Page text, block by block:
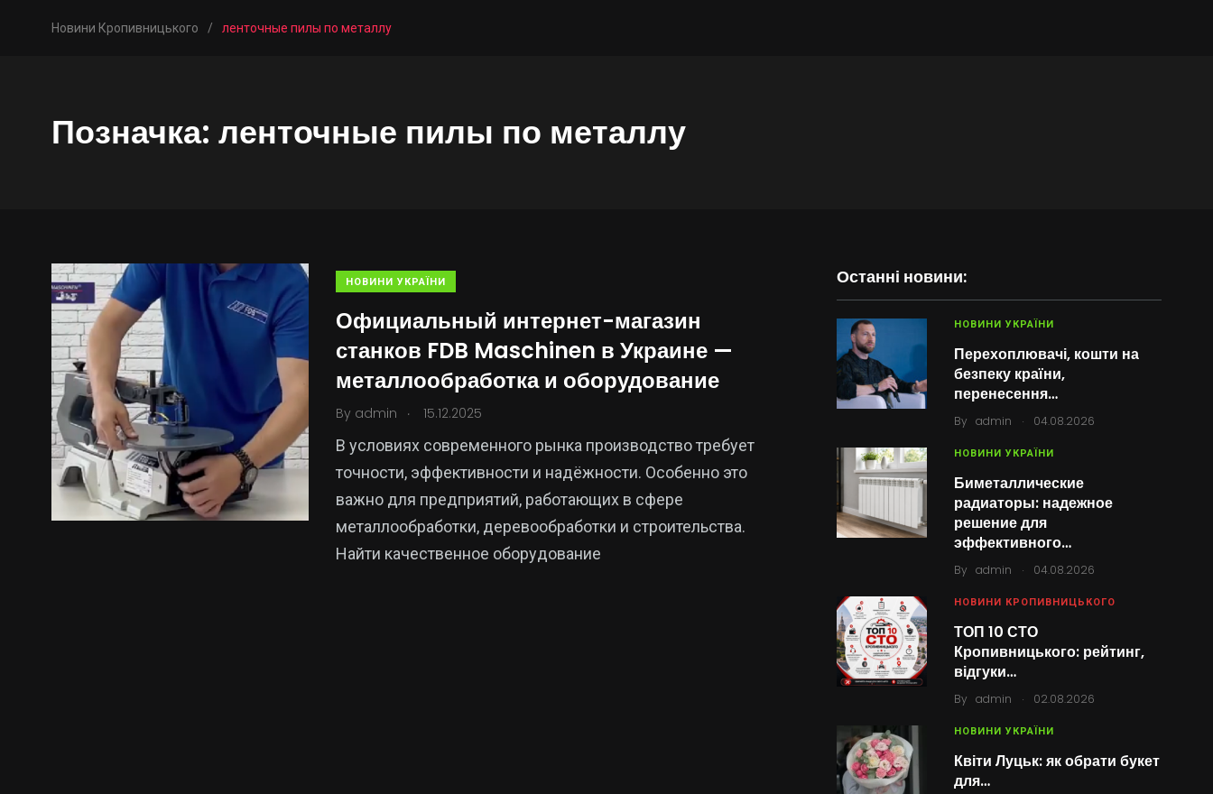
Новини Кропивницького / ленточные пилы по металлу
Позначка: ленточные пилы по металлу
НОВИНИ УКРАЇНИ
Официальный интернет-магазин
станков FDB Maschinen в Украине —
металлообработка и оборудование
By admin . 15.12.2025
В условиях современного рынка производство требует
точности, эффективности и надёжности. Особенно это
важно для предприятий, работающих в сфере
металлообработки, деревообработки и строительства.
Найти качественное оборудование
Останні новини:
НОВИНИ УКРАЇНИ
Перехоплювачі, кошти на
безпеку країни,
перенесення…
By admin . 04.08.2026
НОВИНИ УКРАЇНИ
Биметаллические
радиаторы: надежное
решение для
эффективного…
By admin . 04.08.2026
НОВИНИ КРОПИВНИЦЬКОГО
ТОП 10 СТО
Кропивницького: рейтинг,
відгуки…
By admin . 02.08.2026
НОВИНИ УКРАЇНИ
Квіти Луцьк: як обрати букет
для…